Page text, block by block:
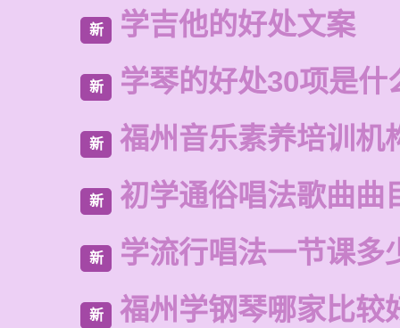
新 学吉他的好处文案
新 学琴的好处30项是什
新 福州音乐素养培训机
新 初学通俗唱法歌曲曲
新 学流行唱法一节课多
新 福州学钢琴哪家比较